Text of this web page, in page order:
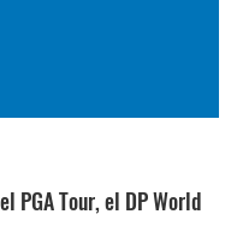
PGA Tour, el DP World